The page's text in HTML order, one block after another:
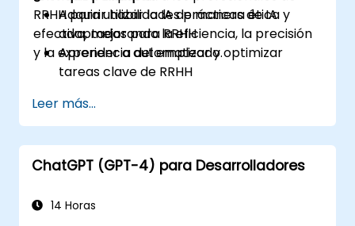
RRHH para utilizar la IA de manera ética y
efectiva, mejorando la eficiencia, la precisión
y la experiencia del empleado.
Adquirir habilidades prácticas de IA
adaptadas para RRHH
Aprender a automatizar y optimizar
tareas clave de RRHH
riesgos
Preparar tu función de RRHH para el
futuro
Leer más...
ChatGPT (GPT-4) para Desarrolladores
14 Horas